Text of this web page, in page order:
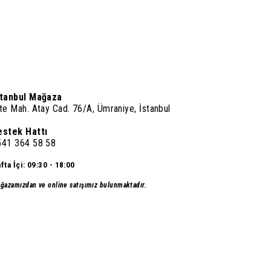
Mağaza
Mah. Atay Cad. 76/A, Ümraniye, İstanbul
Hattı
364 58 58
İçi: 09:30 - 18:00
ve online satışımız bulunmaktadır.